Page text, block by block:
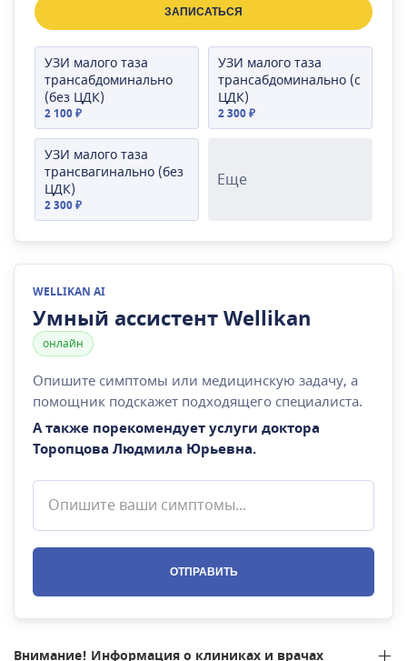
ЗАПИСАТЬСЯ
УЗИ малого таза
трансабдоминально
(без ЦДК)
2 100 ₽
УЗИ малого таза
трансабдоминально (с
ЦДК)
2 300 ₽
УЗИ малого таза
трансвагинально (без
ЦДК)
2 300 ₽
Еще
WELLIKAN AI
Умный ассистент Wellikan
онлайн
Опишите симптомы или медицинскую задачу, а
помощник подскажет подходящего специалиста.
А также порекомендует услуги доктора
Торопцова Людмила Юрьевна.
ОТПРАВИТЬ
Внимание! Информация о клиниках и врачах